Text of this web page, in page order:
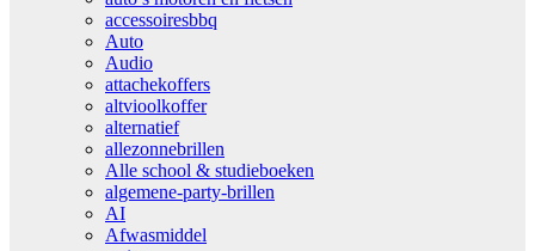
accessoiresbbq
Auto
Audio
attachekoffers
altvioolkoffer
alternatief
allezonnebrillen
Alle school & studieboeken
algemene-party-brillen
AI
Afwasmiddel